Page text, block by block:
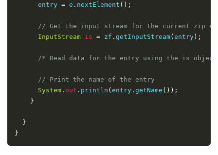
File file = new File(filePath
(!parent.exists ()) {
      entry
= e . nextElement ();
// Get the input stream for the current zip
InputStream is = zf . getInputStream( entry );
/* Read data for the entry using the is
// Print the name of the entry
System . out . println ( entry . getName ());
}
}
}